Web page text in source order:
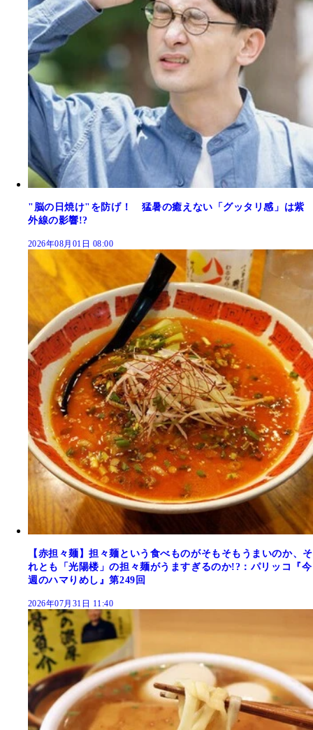
"脳の日焼け"を防げ！ 猛暑の癒えない「グッタリ感」は紫
外線の影響!?
2026年08月01日 08:00
【赤担々麺】担々麺という食べものがそもそもうまいのか、そ
れとも「光陽楼」の担々麺がうますぎるのか!?：パリッコ『今
週のハマりめし』第249回
2026年07月31日 11:40